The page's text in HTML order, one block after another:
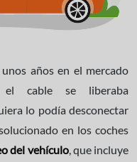
años en el mercado
el cable se liberaba
lo podía desconectar
en los coches
del vehículo, que incluye